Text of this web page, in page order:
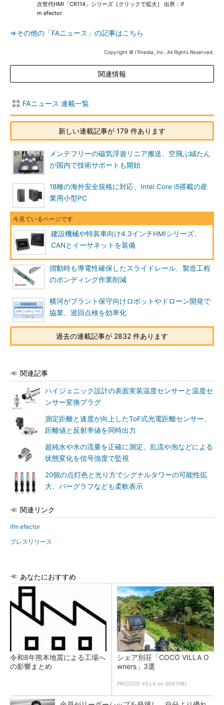
次世代HMI「CR114」シリーズ［クリックで拡大］ 出所：if
m efector
⇒その他の「FAニュース」の記事はこちら
Copyright © ITmedia, Inc. All Rights Reserved.
関連情報
FAニュース 連載一覧
新しい連載記事が 179 件あります
メンテフリーの磁気浮遊リニア搬送、空飛ぶ絨たん
が国内で技術サポートも開始
18種の海外安全規格に対応、Intel Core i5搭載の産
業用小型PC
建設機械や特装車向け4.3インチHMIシリーズ、
CANとイーサネットを装備
摺動時も導電性確保したスライドレール、製造工程
のボンディング作業削減
横河がプラント保守向けロボットやドローン開発で
協業、巡回点検を効率化
過去の連載記事が 2832 件あります
関連記事
ハイジェニック設計の表面実装温度センサーと温度セ
ンサー変換プラグ
測定距離と速度が向上したToF式光電距離センサー、
距離値と反射率値を同時出力
超純水や水の流量を正確に測定、乱流や泡などによる
状態変化を信号強度で監視
20個の点灯色と光り方でシグナルタワーの可能性拡
大、バーグラフなども柔軟表示
関連リンク
ifm efector
プレスリリース
あなたにおすすめ
令和8年熊本地震による工場へ
の影響まとめ
シェア別荘「COCO VILLA O
wners」3選
PR(COCO VILLA on GOETHE)